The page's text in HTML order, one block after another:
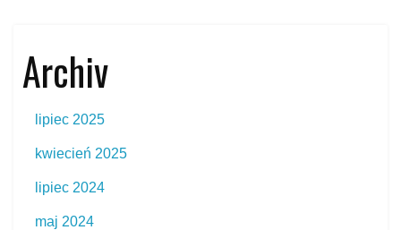
Archiv
lipiec 2025
kwiecień 2025
lipiec 2024
maj 2024